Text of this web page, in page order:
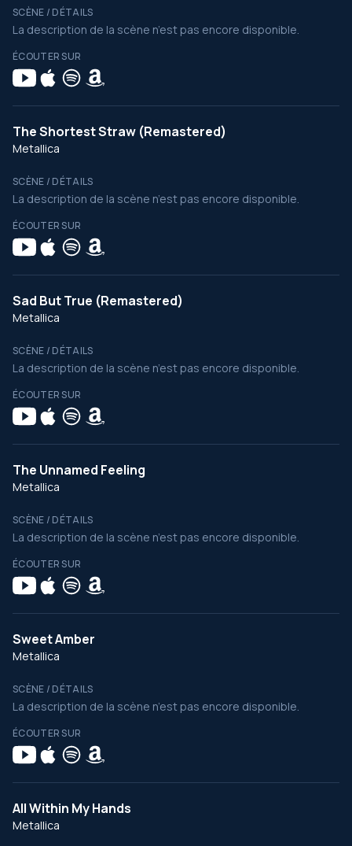
SCÈNE / DÉTAILS
La description de la scène n’est pas encore disponible.
ÉCOUTER SUR
The Shortest Straw (Remastered)
Metallica
SCÈNE / DÉTAILS
La description de la scène n’est pas encore disponible.
ÉCOUTER SUR
Sad But True (Remastered)
Metallica
SCÈNE / DÉTAILS
La description de la scène n’est pas encore disponible.
ÉCOUTER SUR
The Unnamed Feeling
Metallica
SCÈNE / DÉTAILS
La description de la scène n’est pas encore disponible.
ÉCOUTER SUR
Sweet Amber
Metallica
SCÈNE / DÉTAILS
La description de la scène n’est pas encore disponible.
ÉCOUTER SUR
All Within My Hands
Metallica